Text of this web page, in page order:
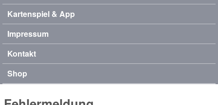
Kartenspiel & App
Impressum
Kontakt
Shop